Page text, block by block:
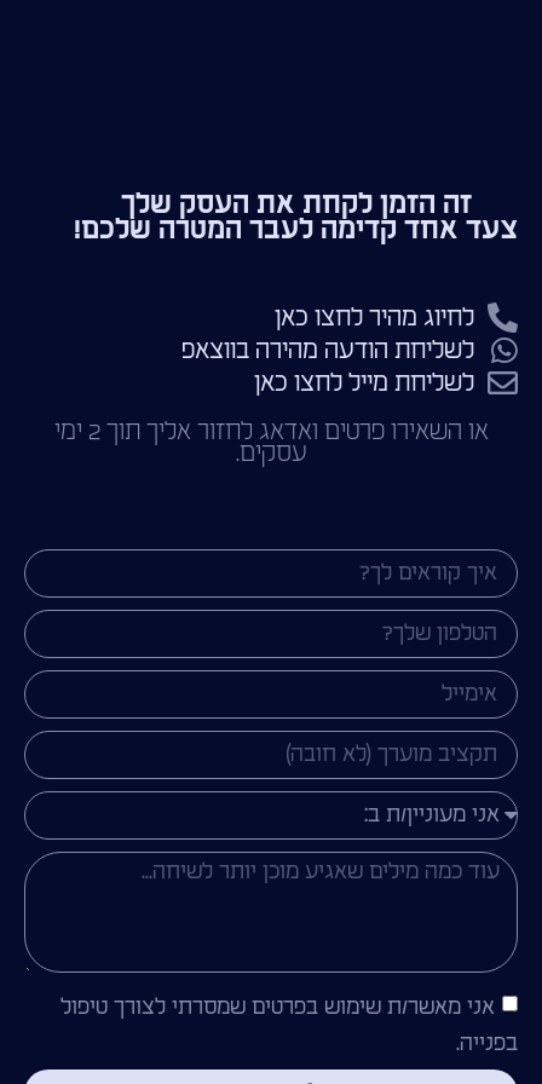
זה הזמן לקחת את העסק שלך
צעד אחד קדימה לעבר המטרה שלכם!
או השאירו פרטים ואדאג לחזור אליך תוך 2 ימי
עסקים.
לחיוג מהיר לחצו כאן
לשליחת הודעה מהירה בווצאפ
לשליחת מייל לחצו כאן
אני מאשר/ת שימוש בפרטים שמסרתי לצורך טיפול
בפנייה.